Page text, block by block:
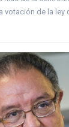
votación de la ley